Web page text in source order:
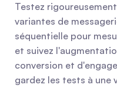
Testez
variantes de
séquentielle pour
et suivez
conversion et
gardez les tests à une